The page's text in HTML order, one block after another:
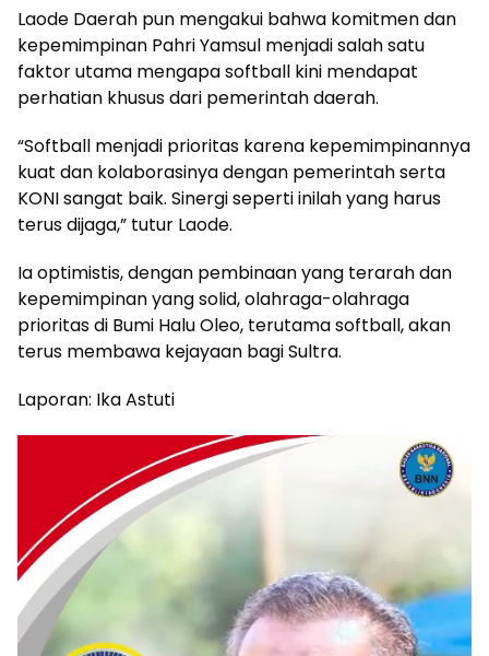
Laode Daerah pun mengakui bahwa komitmen dan
kepemimpinan Pahri Yamsul menjadi salah satu
faktor utama mengapa softball kini mendapat
perhatian khusus dari pemerintah daerah.
“Softball menjadi prioritas karena kepemimpinannya
kuat dan kolaborasinya dengan pemerintah serta
KONI sangat baik. Sinergi seperti inilah yang harus
terus dijaga,” tutur Laode.
Ia optimistis, dengan pembinaan yang terarah dan
kepemimpinan yang solid, olahraga-olahraga
prioritas di Bumi Halu Oleo, terutama softball, akan
terus membawa kejayaan bagi Sultra.
Laporan: Ika Astuti